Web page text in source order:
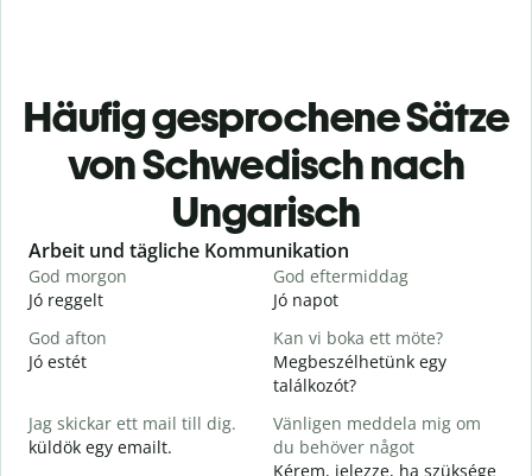
Häufig gesprochene Sätze
von Schwedisch nach
Ungarisch
Slide 1 of 6
Arbeit und tägliche Kommunikation
God morgon
Jó reggelt
God eftermiddag
Jó napot
God afton
Jó estét
Kan vi boka ett möte?
Megbeszélhetünk egy
találkozót?
Jag skickar ett mail till dig.
küldök egy emailt.
Vänligen meddela mig om
du behöver något
Kérem, jelezze, ha szüksége